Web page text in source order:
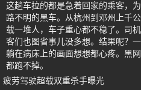
这趟车拉的都是急着回家的乘客，
路不明的黑车。从杭州到邓州上千
载一堆人，车子重心都不稳了。司
客们也图省事儿没多想。结果呢？
躺在病床上的画面想想都心疼。黑
都跑不掉。
疲劳驾驶超载双重杀手曝光